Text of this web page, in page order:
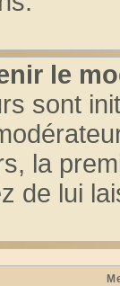
le
sont
la
de lui